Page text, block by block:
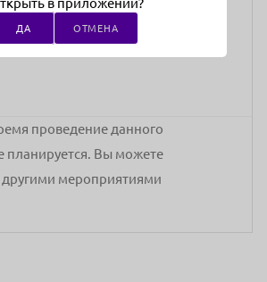
проведение данного
планируется. Вы можете
другими мероприятиями
в приложении?
ДА ОТМЕНА